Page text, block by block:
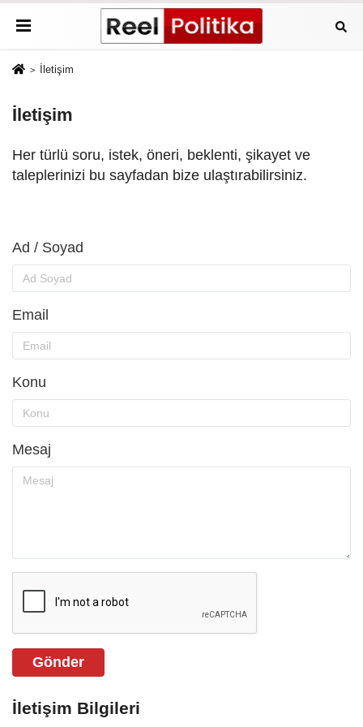
İletişim
İletişim
Her türlü soru, istek, öneri, beklenti, şikayet ve
taleplerinizi bu sayfadan bize ulaştırabilirsiniz.
Ad / Soyad
Email
Konu
Mesaj
Gönder
İletişim Bilgileri